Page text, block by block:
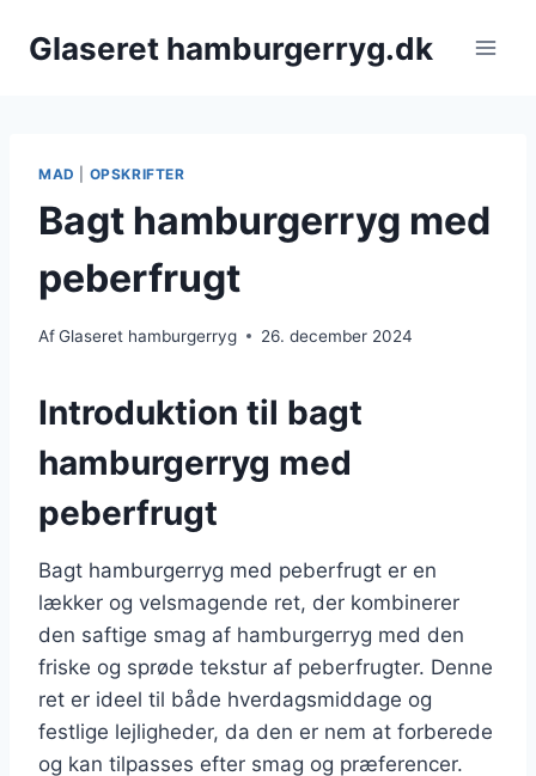
Glaseret hamburgerryg.dk
MAD OPSKRIFTER
Bagt hamburgerryg med
peberfrugt
AfGlaseret hamburgerryg 26. december 2024
Introduktion til bagt
hamburgerryg med
peberfrugt
Bagt hamburgerryg med peberfrugt er en
lækker og velsmagende ret, der kombinerer
den saftige smag af hamburgerryg med den
friske og sprøde tekstur af peberfrugter. Denne
ret er ideel til både hverdagsmiddage og
festlige lejligheder, da den er nem at forberede
og kan tilpasses efter smag og præferencer.